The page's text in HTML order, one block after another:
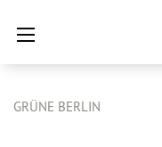
GRÜNE BERLIN